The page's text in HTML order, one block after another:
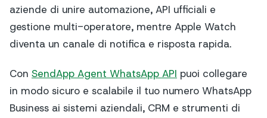
aziende di unire automazione, API ufficiali e
gestione multi-operatore, mentre Apple Watch
diventa un canale di notifica e risposta rapida.
Con SendApp Agent WhatsApp API puoi collegare
in modo sicuro e scalabile il tuo numero WhatsApp
Business ai sistemi aziendali, CRM e strumenti di